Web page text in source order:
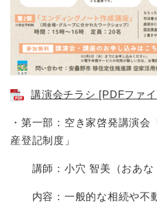
講演会チラシ [PDFファ
・第一部：空き家啓発講演
産登記制度」
講師：小穴 智美（おあな
内容：一般的な相続や不